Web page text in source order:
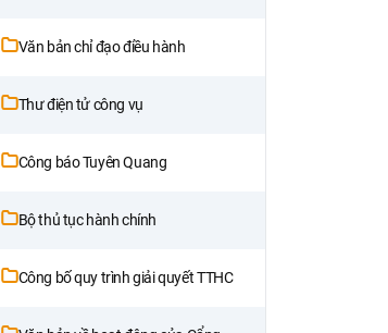
Văn bản chỉ đạo điều hành
Thư điện tử công vụ
Công báo Tuyên Quang
Bộ thủ tục hành chính
Công bố quy trình giải quyết TTHC